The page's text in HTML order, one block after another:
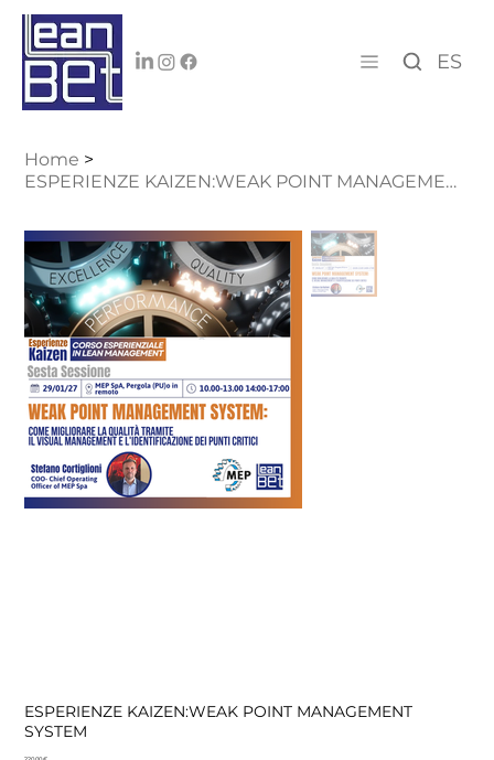
ES
Home >
ESPERIENZE KAIZEN:WEAK POINT MANAGEMENT SYSTEM
ESPERIENZE KAIZEN:WEAK POINT MANAGEMENT
SYSTEM